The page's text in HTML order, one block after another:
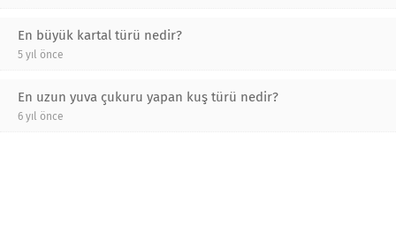
En büyük kartal türü nedir?
5 yıl önce
En uzun yuva çukuru yapan kuş türü nedir?
6 yıl önce